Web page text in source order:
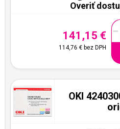
Overiť
141,15 €
114,76 €bez DPH
-
OKI